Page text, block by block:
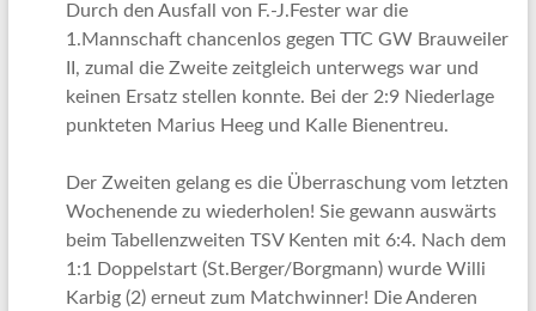
Durch den Ausfall von F.-J.Fester war die
1.Mannschaft chancenlos gegen TTC GW Brauweiler
II, zumal die Zweite zeitgleich unterwegs war und
keinen Ersatz stellen konnte. Bei der 2:9 Niederlage
punkteten Marius Heeg und Kalle Bienentreu.
Der Zweiten gelang es die Überraschung vom letzten
Wochenende zu wiederholen! Sie gewann auswärts
beim Tabellenzweiten TSV Kenten mit 6:4. Nach dem
1:1 Doppelstart (St.Berger/Borgmann) wurde Willi
Karbig (2) erneut zum Matchwinner! Die Anderen